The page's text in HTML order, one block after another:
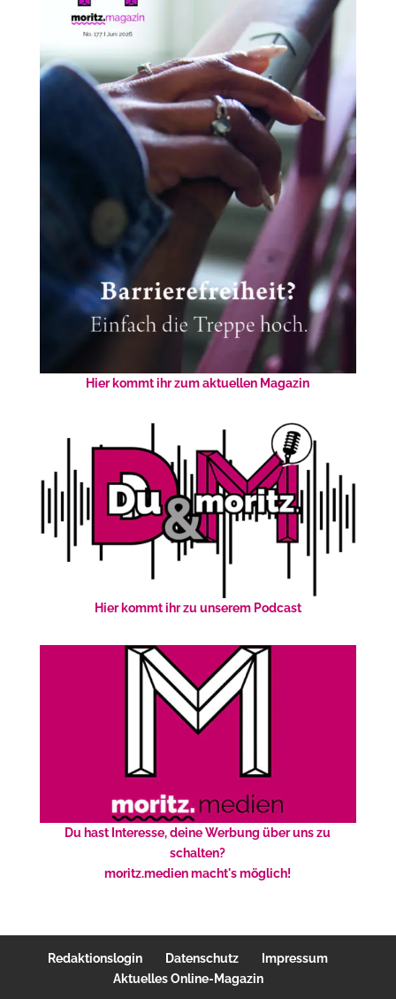
Hier kommt ihr zum aktuellen Magazin
Hier kommt ihr zu unserem Podcast
Du hast Interesse, deine Werbung über uns zu
schalten?
moritz.medien macht's möglich!
Redaktionslogin Datenschutz
Impressum
Aktuelles Online-Magazin